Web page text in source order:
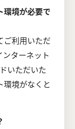
環境が必要で
ご利用いただ
ンターネット
いただいた
環境がなくと